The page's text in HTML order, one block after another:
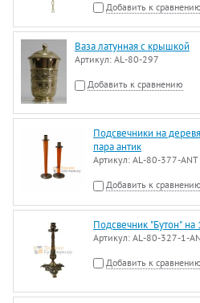
Добавить к сравнению
Ваза латунная с крышкой
Артикул:AL-80-297
Добавить к сравнению
Подсвечники на
пара антик
Артикул:AL-80-377-ANT
Добавить к сравнению
Подсвечник "Бутон" на
Артикул:AL-80-327-1-
Добавить к сравнению